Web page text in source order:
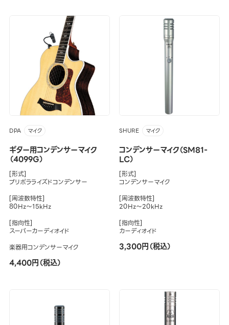
DPA マイク
ギター用コンデンサーマイク
（4099G）
[形式]
プリポラライズドコンデンサー
[周波数特性]
80Hz～15kHz
[指向性]
スーパーカーディオイド
楽器用コンデンサーマイク
4,400円（税込）
SHURE マイク
コンデンサーマイク（SM81-
LC）
[形式]
コンデンサーマイク
[周波数特性]
20Hz～20kHz
[指向性]
カーディオイド
3,300円（税込）